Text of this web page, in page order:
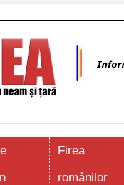
Firea
românilor